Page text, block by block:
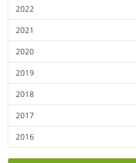
2022
2021
2020
2019
2018
2017
2016